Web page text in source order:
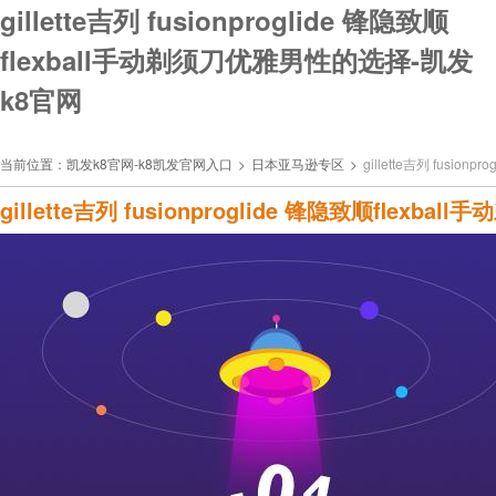
gillette吉列 fusionproglide 锋隐致顺
flexball手动剃须刀优雅男性的选择-凯发
k8官网
当前位置： 凯发k8官网-k8凯发官网入口 > 日本亚马逊专区 > gillette吉列
gillette吉列 fusionproglide 锋隐致顺flexball手动